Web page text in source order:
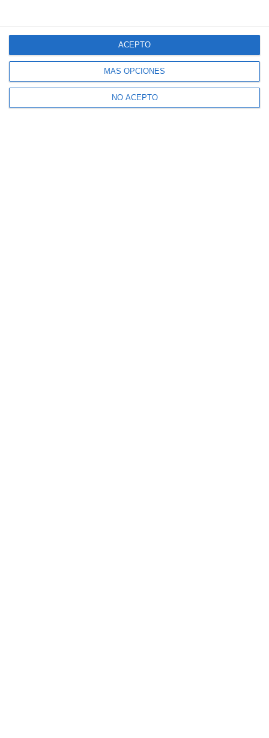
MÁS OPCIONES
NO ACEPTO
ACEPTO